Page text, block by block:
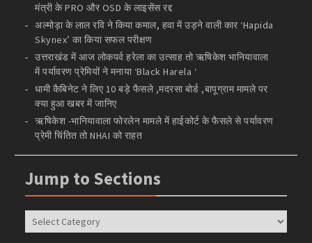
मंत्री के PRO और OSD के लाइसेंस रद्द
अल्मोड़ा के लाल रवि ने किया कमाल, हवा में उड़ने वाली कार ‘Hapida
Skynex’ का किया सफल परीक्षण
उत्तराखंड में आज लोकपर्व हरेला का उत्साह तो ऋषिकेश भानियावाला
में पर्यावरण प्रेमियों ने मनाया ‘Black Harela ‘
धामी कैबिनेट ने लिए 10 बड़े फैसले ,मदरसा बोर्ड ,बापूग्राम मामले पर
क्या हुआ खबर में जानिए
ऋषिकेश -भानियावाला फोरलेन मामले में हाईकोर्ट के फैसले से पर्यावरण
प्रेमी चिंतित तो NHAI को राहत
Jump to Sections
Jump
to